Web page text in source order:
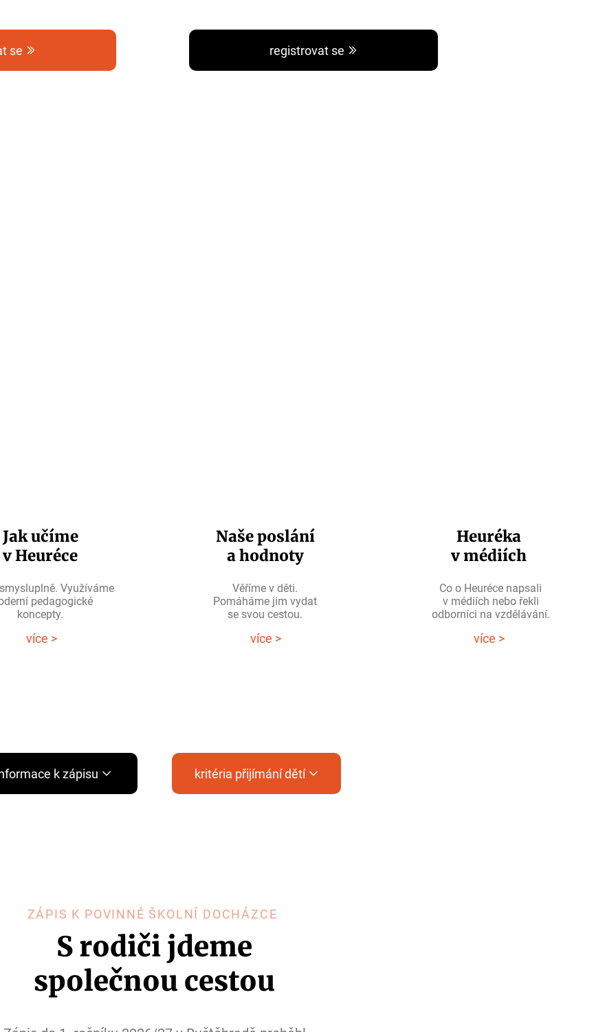
se registrovat se
Jak učíme
v Heuréce
Využíváme
pedagogické
koncepty.
více >
Naše poslání
a hodnoty
Věříme v děti.
Pomáháme jim vydat
se svou cestou.
více >
Heuréka
v médiích
Co o Heuréce napsali
v médiích nebořekli
odborníci na vzdělávání.
více >
k zápisu kritéria přijímání dětí
ZÁPIS K POVINNÉ ŠKOLNÍ DOCHÁZCE
S rodiči jdeme
společnou cestou